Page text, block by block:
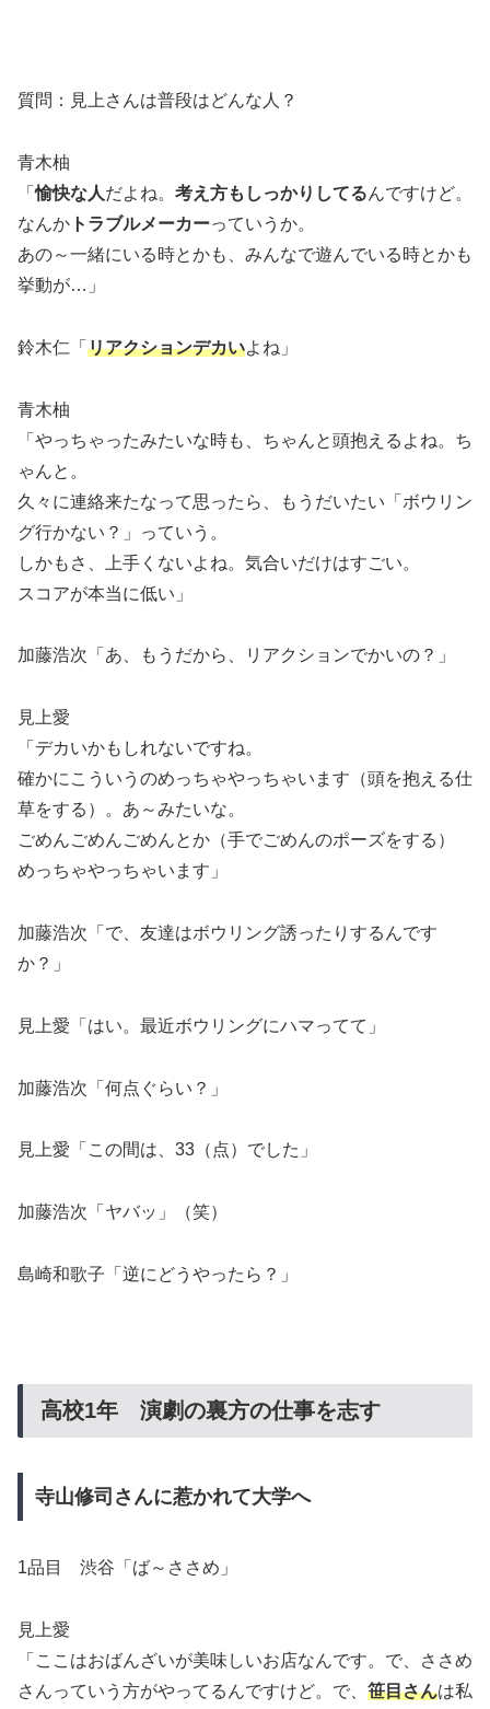
質問：見上さんは普段はどんな人？
青木柚
「愉快な人だよね。 考え方もしっかりしてるんですけど。
なんか トラブルメーカーっていうか。
あの～一緒にいる時とかも、みんなで遊んでいる時とかも
挙動が…」
鈴木仁「 リアクションデカいよね」
青木柚
「やっちゃったみたいな時も、ちゃんと頭抱えるよね。ち
ゃんと。
久々に連絡来たなって思ったら、もうだいたい「ボウリン
グ行かない？」っていう。
しかもさ、上手くないよね。気合いだけはすごい。
スコアが本当に低い」
加藤浩次「あ、もうだから、リアクションでかいの？」
見上愛
「デカいかもしれないですね。
確かにこういうのめっちゃやっちゃいます（頭を抱える仕
草をする）。あ～みたいな。
ごめんごめんごめんとか（手でごめんのポーズをする）
めっちゃやっちゃいます」
加藤浩次「で、友達はボウリング誘ったりするんです
か？」
見上愛「はい。最近ボウリングにハマってて」
加藤浩次「何点ぐらい？」
見上愛「この間は、33（点）でした」
加藤浩次「ヤバッ」（笑）
島崎和歌子「逆にどうやったら？」
高校1年 演劇の裏方の仕事を志す
寺山修司さんに惹かれて大学へ
1品目 渋谷「ば～ささめ」
見上愛
「ここはおばんざいが美味しいお店なんです。で、ささめ
さんっていう方がやってるんですけど。で、 笹目さんは私